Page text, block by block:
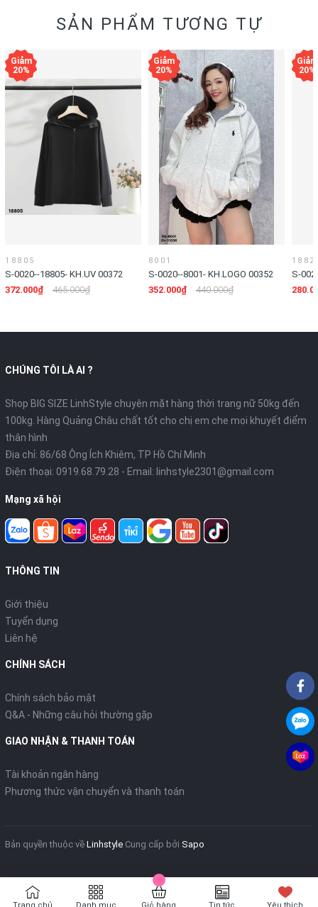
SẢN PHẨM TƯƠNG TỰ
18805
S-0020--18805- KH.UV 00372
372.000₫
465.000₫
8001
S-0020--8001- KH.LOGO 00352
352.000₫
440.000₫
S-
CHÚNG TÔI LÀ AI ?
Shop BIG SIZE LinhStyle chuyên mặt hàng thời trang nữ 50kg đến
100kg. Hàng Quảng Châu chất tốt cho chị em che mọi khuyết điểm
thân hình
Địa chỉ: 86/68 Ông Ích Khiêm, TP Hồ Chí Minh
Điện thoại: 0919.68.79.28 - Email: linhstyle2301@gmail.com
Mạng xã hội
THÔNG TIN
Giới thiệu
Tuyển dụng
Liên hệ
CHÍNH SÁCH
Chính sách bảo mật
Q&A - Những câu hỏi thường gặp
GIAO NHẬN & THANH TOÁN
Tài khoản ngân hàng
Phương thức vận chuyển và thanh toán
Bản quyền thuộc về Linhstyle Cung cấp bởi Sapo